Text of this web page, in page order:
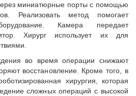
миниатюрные порты с помощью
Реализовать метод помогает
Камера передает
Хирург использует их для
во время операции снижают
восстановление. Кроме того, в
хирургия, которая
сложных операций с высокой